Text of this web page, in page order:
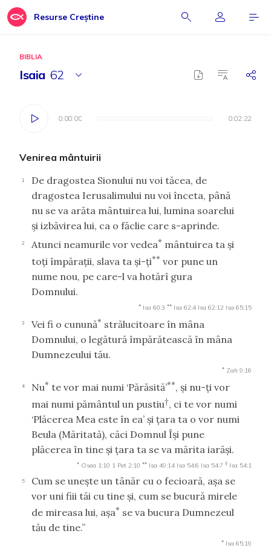
Resurse Creștine
BIBLIA
Isaia 62
0:00:00 0:02:22
0:00:00 0:02:22
Venirea mântuirii
1
De dragostea Sionului nu voi tăcea, de
dragostea Ierusalimului nu voi înceta, până
nu se va arăta mântuirea lui, lumina soarelui
şi izbăvirea lui, ca o făclie care s-aprinde.
2 Atunci neamurile vor vedea* mântuirea ta şi
toţi împăraţii, slava ta şi-ţi** vor pune un
nume nou, pe care-l va hotărî gura
Domnului.
* Isa 60:3 ** Isa 62:4 Isa 62:12 Isa 65:15
3 Vei fi o cunună* strălucitoare în mâna
Domnului, o legătură împărătească în mâna
Dumnezeului tău.
* Zah 9:16
4 Nu* te vor mai numi ‘Părăsită’**, şi nu-ţi vor
mai numi pământul un pustiu†, ci te vor numi
‘Plăcerea Mea este în ea’ şi ţara ta o vor numi
Beula (Măritată), căci Domnul Îşi pune
plăcerea în tine şi ţara ta se va mărita iarăşi.
* Osea 1:10 1 Pet 2:10 ** Isa 49:14 Isa 54:6 Isa 54:7 † Isa 54:1
5
Cum se uneşte un tânăr cu o fecioară, aşa se
vor uni fiii tăi cu tine şi, cum se bucură mirele
de mireasa lui, aşa* se va bucura Dumnezeul
tău de tine.”
* Isa 65:19